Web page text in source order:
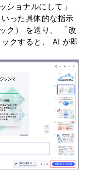
ショナルにして」
った具体的な指示
ク） を送り、 「改
クすると、 AI が即